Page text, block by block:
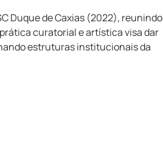
Duque de Caxias (2022), reunindo
curatorial e artística visa dar
estruturas institucionais da